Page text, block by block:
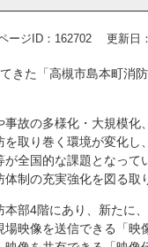
ージID：162702 更新日
きた「高槻市島本町消
事故の多様化・大規模化
取り巻く環境が変化し
全国的な課題となって
制の充実強化を図る取
本部4階にあり、新たに
場映像を送信できる「映